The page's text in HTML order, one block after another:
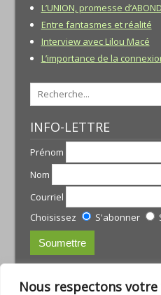
Nous respectons votre
L’UNION, promesse
Entre fantasmes et réalité
Interview avec Lilou Macé
L’importance de la
INFO-LETTRE
Prénom
Nom
Courriel
Choisissez
S'abonner